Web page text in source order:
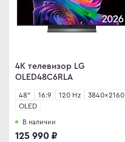
4K телевизор LG
OLED48C6RLA
48" 16:9 120 Hz
3840×2160
OLED
В наличии
125 990 ₽